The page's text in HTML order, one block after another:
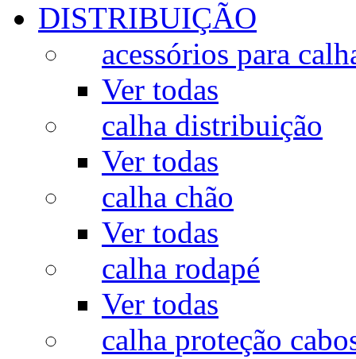
DISTRIBUIÇÃO
acessórios para
Ver todas
calha distribuição
Ver todas
calha chão
Ver todas
calha rodapé
Ver todas
calha proteção